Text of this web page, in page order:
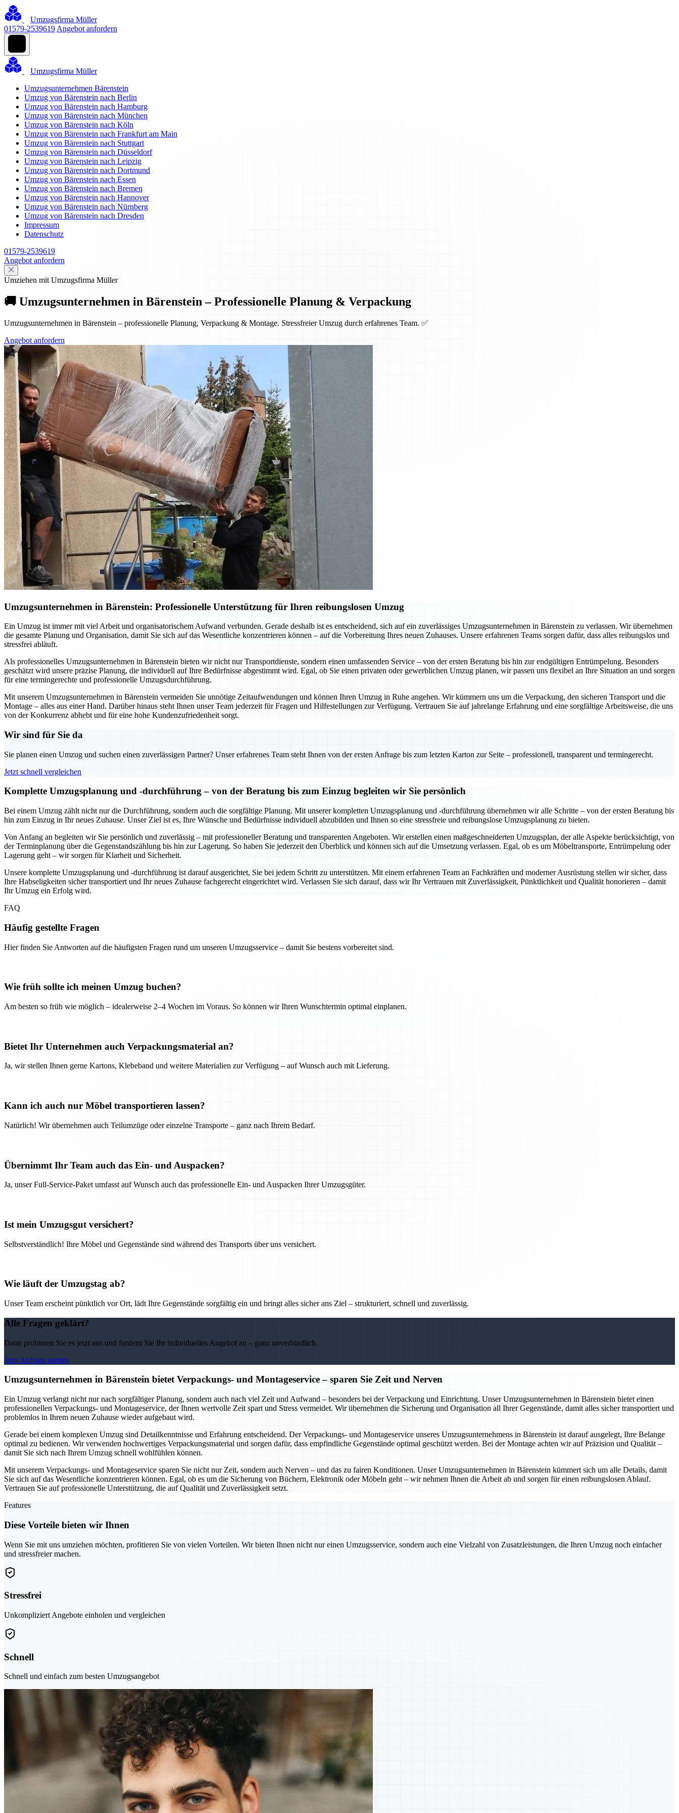
Umzugsfirma Müller
01579-2539619 Angebot anfordern
Umzugsfirma Müller
Umzugsunternehmen Bärenstein
Umzug von Bärenstein nach Berlin
Umzug von Bärenstein nach Hamburg
Umzug von Bärenstein nach München
Umzug von Bärenstein nach Köln
Umzug von Bärenstein nach Frankfurt am Main
Umzug von Bärenstein nach Stuttgart
Umzug von Bärenstein nach Düsseldorf
Umzug von Bärenstein nach Leipzig
Umzug von Bärenstein nach Dortmund
Umzug von Bärenstein nach Essen
Umzug von Bärenstein nach Bremen
Umzug von Bärenstein nach Hannover
Umzug von Bärenstein nach Nürnberg
Umzug von Bärenstein nach Dresden
Impressum
Datenschutz
01579-2539619
Angebot anfordern
Umziehen mit Umzugsfirma Müller
🚚 Umzugsunternehmen in Bärenstein – Professionelle Planung & Verpackung
Umzugsunternehmen in Bärenstein – professionelle Planung, Verpackung & Montage. Stressfreier Umzug durch erfahrenes Team. ✅
Angebot anfordern
Umzugsunternehmen in Bärenstein: Professionelle Unterstützung für Ihren reibungslosen Umzug
Ein Umzug ist immer mit viel Arbeit und organisatorischem Aufwand verbunden. Gerade deshalb ist es entscheidend, sich auf ein zuverlässiges Umzugsunternehmen in Bärenstein zu verlassen. Wir übernehmen
die gesamte Planung und Organisation, damit Sie sich auf das Wesentliche konzentrieren können – auf die Vorbereitung Ihres neuen Zuhauses. Unsere erfahrenen Teams sorgen dafür, dass alles reibungslos und
stressfrei abläuft.
Als professionelles Umzugsunternehmen in Bärenstein bieten wir nicht nur Transportdienste, sondern einen umfassenden Service – von der ersten Beratung bis hin zur endgültigen Entrümpelung. Besonders
geschätzt wird unsere präzise Planung, die individuell auf Ihre Bedürfnisse abgestimmt wird. Egal, ob Sie einen privaten oder gewerblichen Umzug planen, wir passen uns flexibel an Ihre Situation an und sorgen
für eine termingerechte und professionelle Umzugsdurchführung.
Mit unserem Umzugsunternehmen in Bärenstein vermeiden Sie unnötige Zeitaufwendungen und können Ihren Umzug in Ruhe angehen. Wir kümmern uns um die Verpackung, den sicheren Transport und die
Montage – alles aus einer Hand. Darüber hinaus steht Ihnen unser Team jederzeit für Fragen und Hilfestellungen zur Verfügung. Vertrauen Sie auf jahrelange Erfahrung und eine sorgfältige Arbeitsweise, die uns
von der Konkurrenz abhebt und für eine hohe Kundenzufriedenheit sorgt.
Wir sind für Sie da
Sie planen einen Umzug und suchen einen zuverlässigen Partner? Unser erfahrenes Team steht Ihnen von der ersten Anfrage bis zum letzten Karton zur Seite – professionell, transparent und termingerecht.
Jetzt schnell vergleichen
Komplette Umzugsplanung und -durchführung – von der Beratung bis zum Einzug begleiten wir Sie persönlich
Bei einem Umzug zählt nicht nur die Durchführung, sondern auch die sorgfältige Planung. Mit unserer kompletten Umzugsplanung und -durchführung übernehmen wir alle Schritte – von der ersten Beratung bis
hin zum Einzug in Ihr neues Zuhause. Unser Ziel ist es, Ihre Wünsche und Bedürfnisse individuell abzubilden und Ihnen so eine stressfreie und reibungslose Umzugsplanung zu bieten.
Von Anfang an begleiten wir Sie persönlich und zuverlässig – mit professioneller Beratung und transparenten Angeboten. Wir erstellen einen maßgeschneiderten Umzugsplan, der alle Aspekte berücksichtigt, von
der Terminplanung über die Gegenstandszählung bis hin zur Lagerung. So haben Sie jederzeit den Überblick und können sich auf die Umsetzung verlassen. Egal, ob es um Möbeltransporte, Entrümpelung oder
Lagerung geht – wir sorgen für Klarheit und Sicherheit.
Unsere komplette Umzugsplanung und -durchführung ist darauf ausgerichtet, Sie bei jedem Schritt zu unterstützen. Mit einem erfahrenen Team an Fachkräften und moderner Ausrüstung stellen wir sicher, dass
Ihre Habseligkeiten sicher transportiert und Ihr neues Zuhause fachgerecht eingerichtet wird. Verlassen Sie sich darauf, dass wir Ihr Vertrauen mit Zuverlässigkeit, Pünktlichkeit und Qualität honorieren – damit
Ihr Umzug ein Erfolg wird.
FAQ
Häufig gestellte Fragen
Hier finden Sie Antworten auf die häufigsten Fragen rund um unseren Umzugsservice – damit Sie bestens vorbereitet sind.
Wie früh sollte ich meinen Umzug buchen?
Am besten so früh wie möglich – idealerweise 2–4 Wochen im Voraus. So können wir Ihren Wunschtermin optimal einplanen.
Bietet Ihr Unternehmen auch Verpackungsmaterial an?
Ja, wir stellen Ihnen gerne Kartons, Klebeband und weitere Materialien zur Verfügung – auf Wunsch auch mit Lieferung.
Kann ich auch nur Möbel transportieren lassen?
Natürlich! Wir übernehmen auch Teilumzüge oder einzelne Transporte – ganz nach Ihrem Bedarf.
Übernimmt Ihr Team auch das Ein- und Auspacken?
Ja, unser Full-Service-Paket umfasst auf Wunsch auch das professionelle Ein- und Auspacken Ihrer Umzugsgüter.
Ist mein Umzugsgut versichert?
Selbstverständlich! Ihre Möbel und Gegenstände sind während des Transports über uns versichert.
Wie läuft der Umzugstag ab?
Unser Team erscheint pünktlich vor Ort, lädt Ihre Gegenstände sorgfältig ein und bringt alles sicher ans Ziel – strukturiert, schnell und zuverlässig.
Alle Fragen geklärt?
Dann probieren Sie es jetzt aus und fordern Sie Ihr individuelles Angebot an – ganz unverbindlich.
Jetzt Anfrage starten
Umzugsunternehmen in Bärenstein bietet Verpackungs- und Montageservice – sparen Sie Zeit und Nerven
Ein Umzug verlangt nicht nur nach sorgfältiger Planung, sondern auch nach viel Zeit und Aufwand – besonders bei der Verpackung und Einrichtung. Unser Umzugsunternehmen in Bärenstein bietet einen
professionellen Verpackungs- und Montageservice, der Ihnen wertvolle Zeit spart und Stress vermeidet. Wir übernehmen die Sicherung und Organisation all Ihrer Gegenstände, damit alles sicher transportiert und
problemlos in Ihrem neuen Zuhause wieder aufgebaut wird.
Gerade bei einem komplexen Umzug sind Detailkenntnisse und Erfahrung entscheidend. Der Verpackungs- und Montageservice unseres Umzugsunternehmens in Bärenstein ist darauf ausgelegt, Ihre Belange
optimal zu bedienen. Wir verwenden hochwertiges Verpackungsmaterial und sorgen dafür, dass empfindliche Gegenstände optimal geschützt werden. Bei der Montage achten wir auf Präzision und Qualität –
damit Sie sich nach Ihrem Umzug schnell wohlfühlen können.
Mit unserem Verpackungs- und Montageservice sparen Sie nicht nur Zeit, sondern auch Nerven – und das zu fairen Konditionen. Unser Umzugsunternehmen in Bärenstein kümmert sich um alle Details, damit
Sie sich auf das Wesentliche konzentrieren können. Egal, ob es um die Sicherung von Büchern, Elektronik oder Möbeln geht – wir nehmen Ihnen die Arbeit ab und sorgen für einen reibungslosen Ablauf.
Vertrauen Sie auf professionelle Unterstützung, die auf Qualität und Zuverlässigkeit setzt.
Features
Diese Vorteile bieten wir Ihnen
Wenn Sie mit uns umziehen möchten, profitieren Sie von vielen Vorteilen. Wir bieten Ihnen nicht nur einen Umzugsservice, sondern auch eine Vielzahl von Zusatzleistungen, die Ihren Umzug noch einfacher
und stressfreier machen.
Stressfrei
Unkompliziert Angebote einholen und vergleichen
Schnell
Schnell und einfach zum besten Umzugsangebot